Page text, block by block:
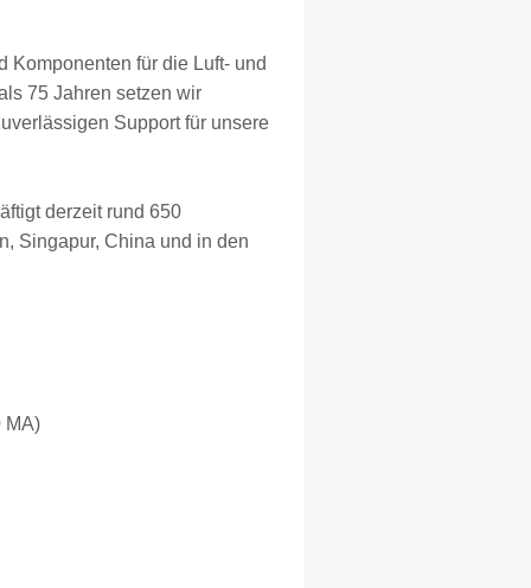
Komponenten für die Luft- und
75 Jahren setzen wir
Support für unsere
derzeit rund 650
Singapur, China und in den
MA)